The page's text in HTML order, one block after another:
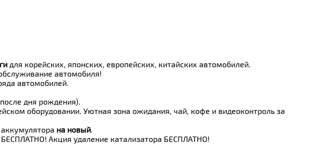
для корейских, японских, европейских, китайских автомобилей.
автомобиля!
автомобилей.
дня рождения).
оборудовании. Уютная зона ожидания, чай, кофе и видеоконтроль за
аккумулятора на новый.
Акция удаление катализатора БЕСПЛАТНО!